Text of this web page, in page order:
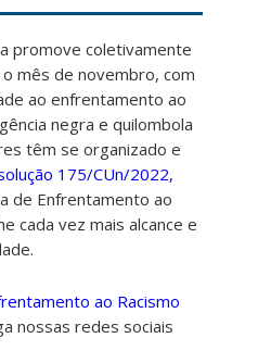
promove coletivamente
mês de novembro, com
ao enfrentamento ao
negra e quilombola
têm se organizado e
175/CUn/2022,
de Enfrentamento ao
cada vez mais alcance e
ao Racismo
nossas redes sociais